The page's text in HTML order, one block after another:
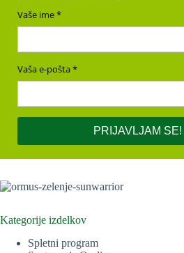
Vaše ime
Vaša e-pošta
PRIJAVLJAM SE!
Kategorije izdelkov
Spletni program